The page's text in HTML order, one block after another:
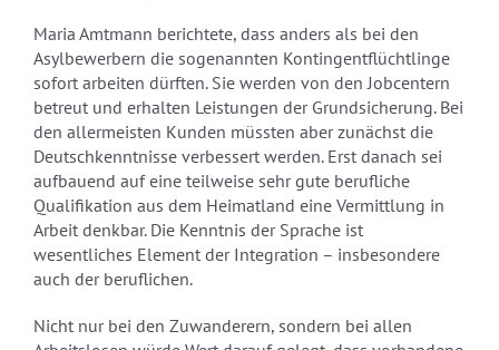
Maria Amtmann berichtete, dass anders als bei den
Asylbewerbern die sogenannten Kontingentflüchtlinge
sofort arbeiten dürften. Sie werden von den Jobcentern
betreut und erhalten Leistungen der Grundsicherung. Bei
den allermeisten Kunden müssten aber zunächst die
Deutschkenntnisse verbessert werden. Erst danach sei
aufbauend auf eine teilweise sehr gute berufliche
Qualifikation aus dem Heimatland eine Vermittlung in
Arbeit denkbar. Die Kenntnis der Sprache ist
wesentliches Element der Integration – insbesondere
auch der beruflichen.
Nicht nur bei den Zuwanderern, sondern bei allen